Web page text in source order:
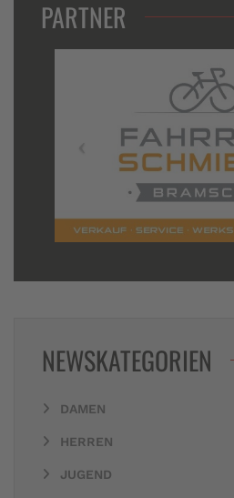
PARTNER
NEWSKATEGORIEN
DAMEN
HERREN
JUGEND